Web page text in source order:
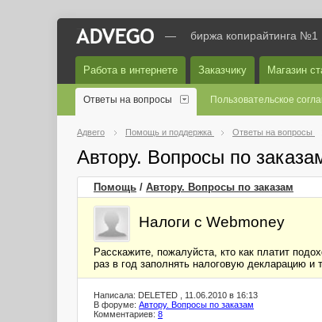
— биржа копирайтинга №1
Работа в интернете Заказчику Магазин
Ответы на вопросы Пользовательское
Адвего Помощь и поддержка Ответы на вопросы
Автору. Вопросы по
Помощь / Автору. Вопросы по заказам
Налоги с Webmoney
Расскажите, пожалуйста, кто как платит
раз в год заполнять налоговую декларацию и
Написала: DELETED , 11.06.2010 в 16:13
В форуме: Автору. Вопросы по заказам
Комментариев: 8